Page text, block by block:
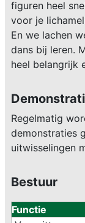
figuren heel
voor je
En we lachen
dans bij leren.
heel belangrijk
Regelmatig
demonstraties
uitwisselingen
Bestuur
Functie